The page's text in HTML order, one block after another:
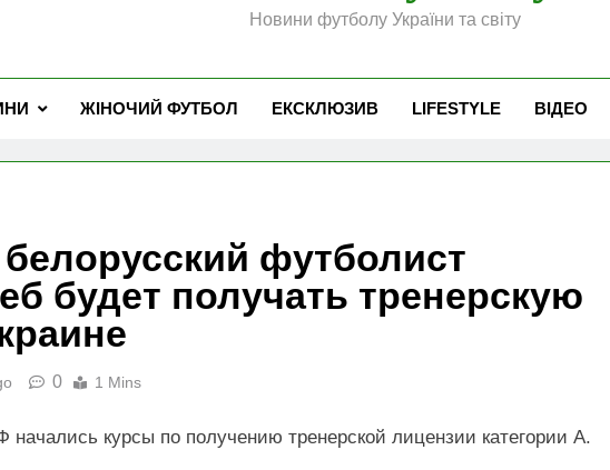
Новини футболу України та світу
ЖІНОЧИЙ ФУТБОЛ ЕКСКЛЮЗИВ LIFESTYLE ВІДЕО
футболист
будет получать тренерскую
0 1 Mins
начались курсы по получению тренерской лицензии категории А.